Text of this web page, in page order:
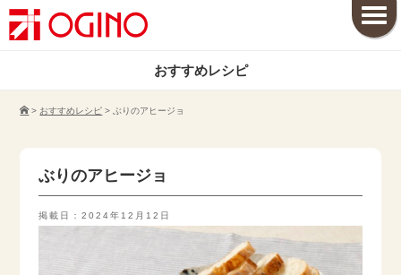
おすすめレシピ
> おすすめレシピ > ぶりのアヒージョ
ぶりのアヒージョ
掲載日：2024年12月12日